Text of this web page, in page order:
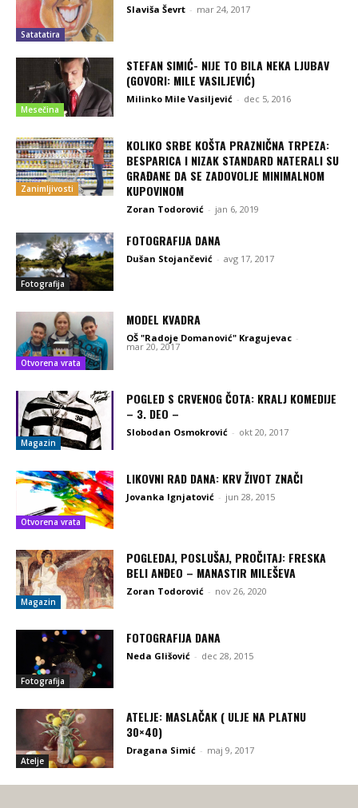
Satatatira
Slaviša Ševrt - mar 24, 2017
Mesečina
STEFAN SIMIĆ- NIJE TO BILA NEKA LJUBAV
(GOVORI: MILE VASILJEVIĆ)
Milinko Mile Vasiljević - dec 5, 2016
Zanimljivosti
KOLIKO SRBE KOŠTA PRAZNIČNA TRPEZA:
BESPARICA I NIZAK STANDARD NATERALI SU
GRAĐANE DA SE ZADOVOLJE MINIMALNOM
KUPOVINOM
Zoran Todorović - jan 6, 2019
Fotografija
FOTOGRAFIJA DANA
Dušan Stojančević - avg 17, 2017
Otvorena vrata
MODEL KVADRA
OŠ "Radoje Domanović" Kragujevac -
mar 20, 2017
Magazin
POGLED S CRVENOG ČOTA: KRALJ KOMEDIJE
– 3. DEO –
Slobodan Osmokrović - okt 20, 2017
Otvorena vrata
LIKOVNI RAD DANA: KRV ŽIVOT ZNAČI
Jovanka Ignjatović - jun 28, 2015
Magazin
POGLEDAJ, POSLUŠAJ, PROČITAJ: FRESKA
BELI ANĐEO – MANASTIR MILEŠEVA
Zoran Todorović - nov 26, 2020
Fotografija
FOTOGRAFIJA DANA
Neda Glišović - dec 28, 2015
Atelje
ATELJE: MASLAČAK ( ULJE NA PLATNU
30×40)
Dragana Simić - maj 9, 2017